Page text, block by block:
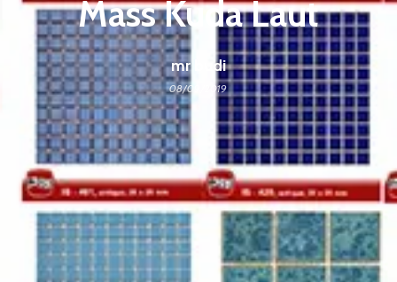
Mass Kuda Laut
mr budi
08/09/2019